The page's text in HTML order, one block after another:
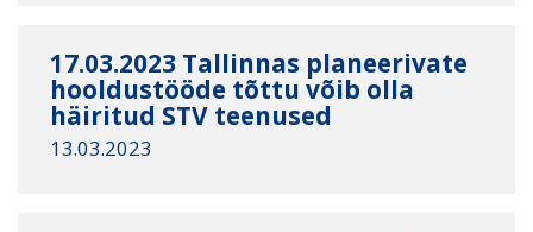
17.03.2023 Tallinnas planeerivate
hooldustööde tõttu võib olla
häiritud STV teenused
13.03.2023